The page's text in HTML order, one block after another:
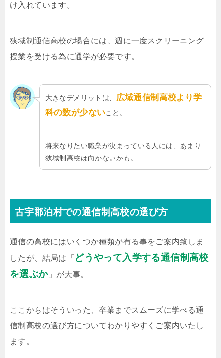
け入れています。
狭域制通信高校の場合には、週に一度スクリーニング
授業を受ける為に通学が必要です。
大きなデメリットは、 広域通信制高校より学
科の数が少ないこと。
将来なりたい職業が決まっている人には、あまり
狭域制高校は向かないかも。
古宇郡泊村での通信制高校の選び方
通信の高校にはいくつか種類が有る事をご案内致しま
したが、結局は「 どうやって入学する通信制高校
を選ぶか」が大事。
ここからはそういった、卒業までスムーズに学べる通
信制高校の選び方についてわかりやすくご案内いたし
ます。